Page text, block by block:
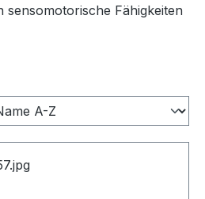
sensomotorische Fähigkeiten